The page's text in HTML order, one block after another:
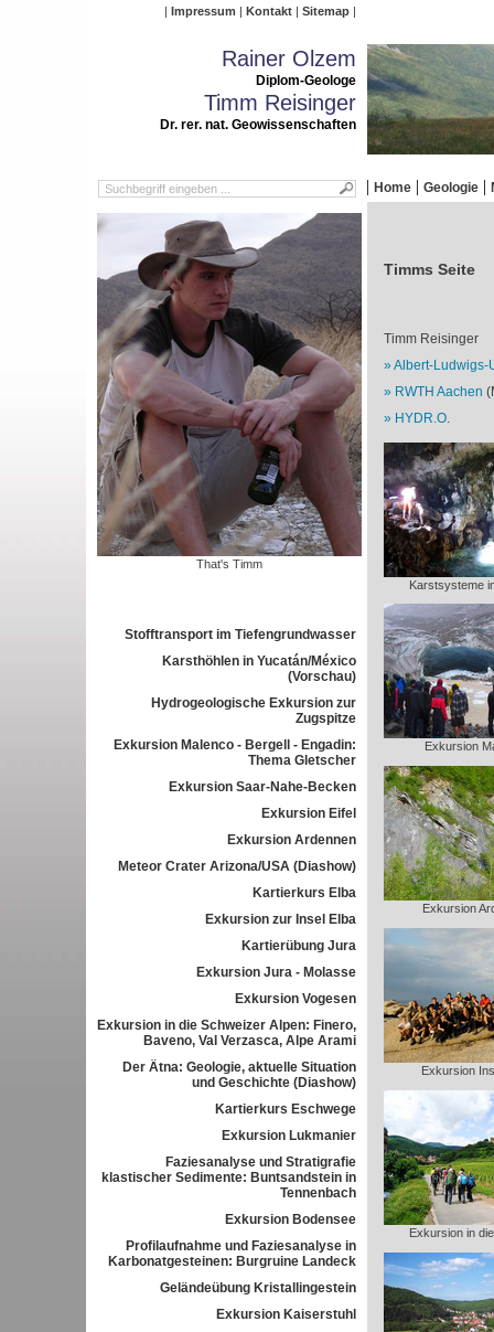
Impressum Kontakt Sitemap
Rainer Olzem
Diplom-Geologe
Timm Reisinger
Dr. rer. nat. Geowissenschaften
Home Geologie
That's Timm
Stofftransport im Tiefengrundwasser
Karsthöhlen in Yucatán/México
(Vorschau)
Hydrogeologische Exkursion zur
Zugspitze
Exkursion Malenco - Bergell - Engadin:
Thema Gletscher
Exkursion Saar-Nahe-Becken
Exkursion Eifel
Exkursion Ardennen
Meteor Crater Arizona/USA (Diashow)
Kartierkurs Elba
Exkursion zur Insel Elba
Kartierübung Jura
Exkursion Jura - Molasse
Exkursion Vogesen
Exkursion in die Schweizer Alpen: Finero,
Baveno, Val Verzasca, Alpe Arami
Der Ätna: Geologie, aktuelle Situation
und Geschichte (Diashow)
Kartierkurs Eschwege
Exkursion Lukmanier
Faziesanalyse und Stratigrafie
klastischer Sedimente: Buntsandstein in
Tennenbach
Exkursion Bodensee
Profilaufnahme und Faziesanalyse in
Karbonatgesteinen: Burgruine Landeck
Geländeübung Kristallingestein
Exkursion Kaiserstuhl
Timms Seite
Timm Reisinger
Albert-Ludwigs-
RWTH Aachen
HYDR.O.
Karstsysteme
Exkursion
Exkursion
Exkursion
Exkursion in